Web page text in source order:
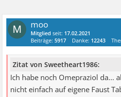
M moo
Mitglied seit: 17.02.2021
Beiträge:5917 Danke: 12243
Zitat von Sweetheart1986:
Ich habe noch Omepraziol da...
nicht einfach auf eigene Faust